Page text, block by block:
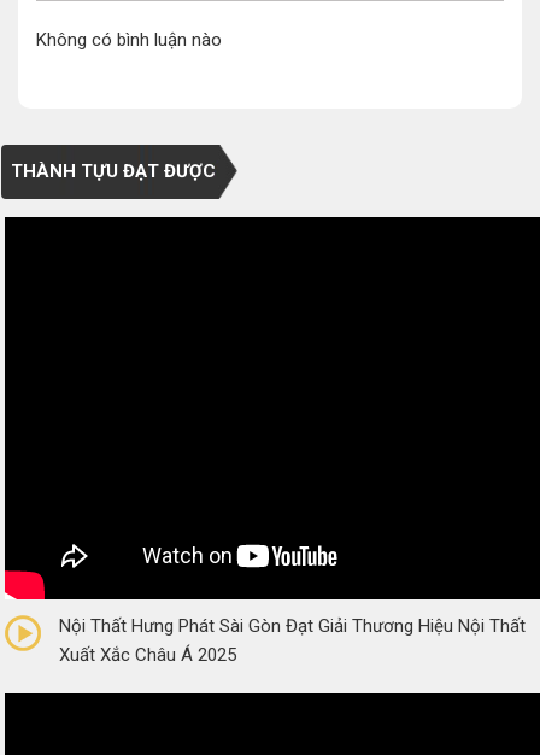
Không có bình luận nào
THÀNH TỰU ĐẠT ĐƯỢC
(0 Reviews)
Nội Thất Hưng Phát Sài Gòn Đạt Giải Thương Hiệu Nội Thất
Xuất Xắc Châu Á 2025